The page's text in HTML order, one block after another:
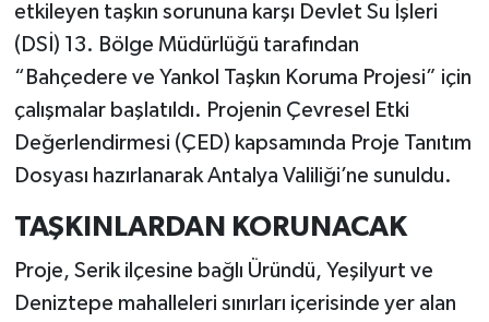
etkileyen taşkın sorununa karşı Devlet Su İşleri
(DSİ) 13. Bölge Müdürlüğü tarafından
“Bahçedere ve Yankol Taşkın Koruma Projesi” için
çalışmalar başlatıldı. Projenin Çevresel Etki
Değerlendirmesi (ÇED) kapsamında Proje Tanıtım
Dosyası hazırlanarak Antalya Valiliği’ne sunuldu.
TAŞKINLARDAN KORUNACAK
Proje, Serik ilçesine bağlı Üründü, Yeşilyurt ve
Deniztepe mahalleleri sınırları içerisinde yer alan